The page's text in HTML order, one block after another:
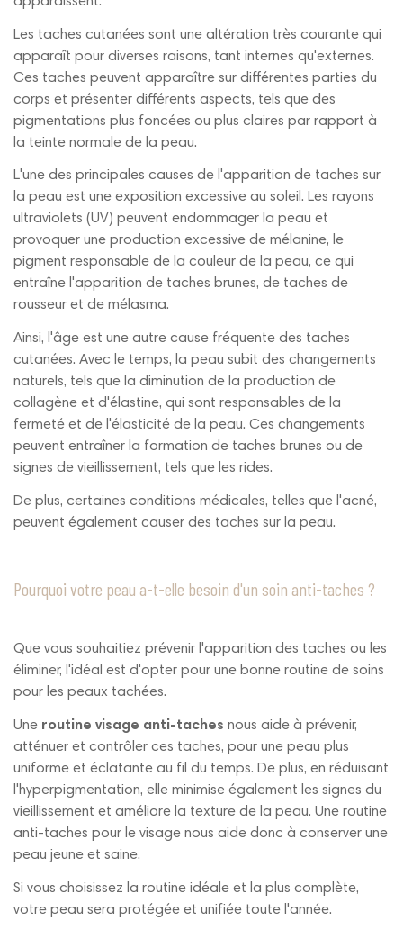
Les taches cutanées sont une altération très courante qui
apparaît pour diverses raisons, tant internes qu'externes.
Ces taches peuvent apparaître sur différentes parties du
corps et présenter différents aspects, tels que des
pigmentations plus foncées ou plus claires par rapport à
la teinte normale de la peau.
L'une des principales causes de l'apparition de taches sur
la peau est une exposition excessive au soleil. Les rayons
ultraviolets (UV) peuvent endommager la peau et
provoquer une production excessive de mélanine, le
pigment responsable de la couleur de la peau, ce qui
entraîne l'apparition de taches brunes, de taches de
rousseur et de mélasma.
Ainsi, l'âge est une autre cause fréquente des taches
cutanées. Avec le temps, la peau subit des changements
naturels, tels que la diminution de la production de
collagène et d'élastine, qui sont responsables de la
fermeté et de l'élasticité de la peau. Ces changements
peuvent entraîner la formation de taches brunes ou de
signes de vieillissement, tels que les rides.
De plus, certaines conditions médicales, telles que l'acné,
peuvent également causer des taches sur la peau.
Pourquoi votre peau a-t-elle besoin d'un soin anti-taches ?
Que vous souhaitiez prévenir l'apparition des taches ou les
éliminer, l'idéal est d'opter pour une bonne routine de soins
pour les peaux tachées.
Une routine visage anti-taches nous aide à prévenir,
atténuer et contrôler ces taches, pour une peau plus
uniforme et éclatante au fil du temps. De plus, en réduisant
l'hyperpigmentation, elle minimise également les signes du
vieillissement et améliore la texture de la peau. Une routine
anti-taches pour le visage nous aide donc à conserver une
peau jeune et saine.
Si vous choisissez la routine idéale et la plus complète,
votre peau sera protégée et unifiée toute l'année.